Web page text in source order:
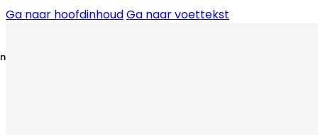
Ga naar hoofdinhoudGa naar voettekst